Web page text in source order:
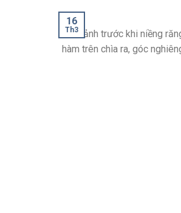
16
Th3
Hình ảnh trước khi niềng
hàm trên chìa ra, góc